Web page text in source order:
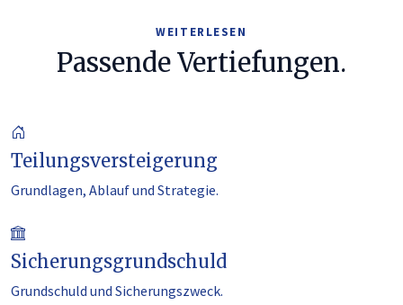
WEITERLESEN
Passende Vertiefungen.
Teilungsversteigerung
Grundlagen, Ablauf und Strategie.
Sicherungsgrundschuld
Grundschuld und Sicherungszweck.